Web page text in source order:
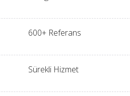
600+ Referans
Sürekli Hizmet